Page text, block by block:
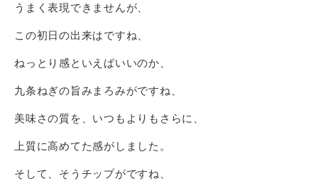
うまく表現できませんが、
この初日の出来はですね、
ねっとり感といえばいいのか、
九条ねぎの旨みまろみがですね、
美味さの質を、いつもよりもさらに、
上質に高めてた感がしました。
そして、そうチップがですね、